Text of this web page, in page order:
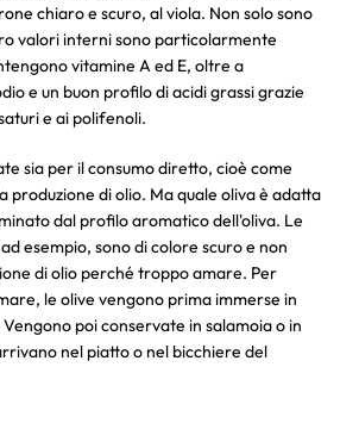
chiaro e scuro, al viola. Non solo sono
valori interni sono particolarmente
vitamine A ed E, oltre a
e un buon profilo di acidi grassi grazie
e ai polifenoli.
sia per il consumo diretto, cioè come
produzione di olio. Ma quale oliva è adatta
dal profilo aromatico dell'oliva. Le
esempio, sono di colore scuro e non
di olio perché troppo amare. Per
le olive vengono prima immerse in
poi conservate in salamoia o in
nel piatto o nel bicchiere del